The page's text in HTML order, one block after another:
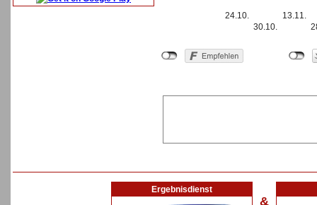
24.10.
30.10.
13.11.
Ergebnisdienst
&